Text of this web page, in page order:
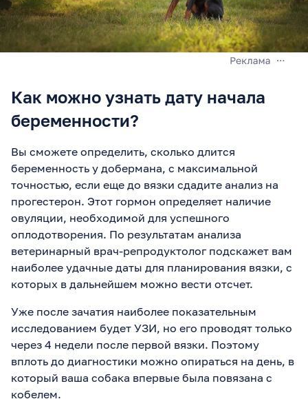
Как можно узнать дату начала
беременности?
Вы сможете определить, сколько длится
беременность у добермана, с максимальной
точностью, если еще до вязки сдадите анализ на
прогестерон. Этот гормон определяет наличие
овуляции, необходимой для успешного
оплодотворения. По результатам анализа
ветеринарный врач-репродуктолог подскажет вам
наиболее удачные даты для планирования вязки, с
которых в дальнейшем можно вести отсчет.
Уже после зачатия наиболее показательным
исследованием будет УЗИ, но его проводят только
через 4 недели после первой вязки. Поэтому
вплоть до диагностики можно опираться на день, в
который ваша собака впервые была повязана с
кобелем.